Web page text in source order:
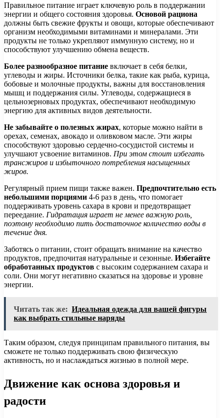
Правильное питание играет ключевую роль в поддержании
энергии и общего состояния здоровья. Основой рациона
должны быть свежие фрукты и овощи, которые обеспечивают
организм необходимыми витаминами и минералами. Эти
продукты не только укрепляют иммунную систему, но и
способствуют улучшению обмена веществ.
Более разнообразное питание включает в себя белки,
углеводы и жиры. Источники белка, такие как рыба, курица,
бобовые и молочные продукты, важны для восстановления
мышц и поддержания силы. Углеводы, содержащиеся в
цельнозерновых продуктах, обеспечивают необходимую
энергию для активных видов деятельности.
Не забывайте о полезных жирах, которые можно найти в
орехах, семенах, авокадо и оливковом масле. Эти жиры
способствуют здоровью сердечно-сосудистой системы и
улучшают усвоение витаминов. При этом стоит избегать
трансжиров и избыточного потребления насыщенных
жиров.
Регулярный прием пищи также важен. Предпочтительно есть
небольшими порциями 4-6 раз в день, что помогает
поддерживать уровень сахара в крови и предотвращает
переедание. Гидратация играет не менее важную роль,
поэтому необходимо пить достаточное количество воды в
течение дня.
Заботясь о питании, стоит обращать внимание на качество
продуктов, предпочитая натуральные и сезонные. Избегайте
обработанных продуктов с высоким содержанием сахара и
соли. Они могут негативно сказаться на здоровье и уровне
энергии.
Читать так же: Идеальная одежда для вашей фигуры
как выбрать стильные наряды
Таким образом, следуя принципам правильного питания, вы
сможете не только поддерживать свою физическую
активность, но и наслаждаться жизнью в полной мере.
Движение как основа здоровья и
радости